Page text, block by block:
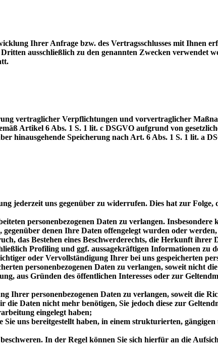
Ihrer Anfrage bzw. des Vertragsschlusses mit Ihnen
ausschließlich zu den genannten Zwecken
vertraglicher Verpflichtungen und vorvertraglicher
Artikel 6 Abs. 1 S. 1 lit. c DSGVO aufgrund von
hinausgehende Speicherung nach Art. 6 Abs. 1 S. 1 lit. a
jederzeit uns gegenüber zu widerrufen. Dies hat zur
personenbezogenen Daten zu verlangen.
denen Ihre Daten offengelegt wurden oder
das Bestehen eines Beschwerderechts, die Herkunft ihrer
Profiling und ggf. aussagekräftigen Informationen zu
oder Vervollständigung Ihrer bei uns gespeicherten
personenbezogenen Daten zu verlangen, soweit nicht
aus Gründen des öffentlichen Interesses oder zur
Ihrer personenbezogenen Daten zu verlangen, soweit die
Daten nicht mehr benötigen, Sie jedoch diese zur
eingelegt haben;
Sie uns bereitgestellt haben, in einem strukturierten,
In der Regel können Sie sich hierfür an die